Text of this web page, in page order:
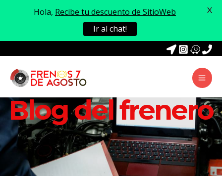
Blog del frenero
Hola, Recibe tu descuento de SitioWeb
Ir al chat!
X